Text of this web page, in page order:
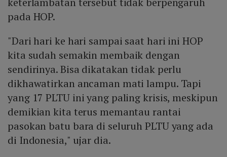
pada HOP.
"Dari hari ke hari sampai saat hari ini HOP
kita sudah semakin membaik dengan
sendirinya. Bisa dikatakan tidak perlu
dikhawatirkan ancaman mati lampu. Tapi
yang 17 PLTU ini yang paling krisis, meskipun
demikian kita terus memantau rantai
pasokan batu bara di seluruh PLTU yang ada
di Indonesia," ujar dia.